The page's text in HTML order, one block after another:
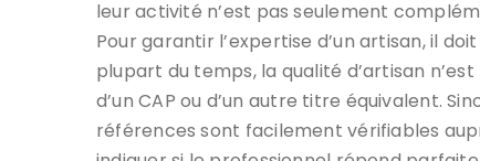
leur activité n’est pas seulement
Pour garantir l’expertise d’un artisan, il
plupart du temps, la qualité d’artisan
d’un CAP ou d’un autre titre équivalent.
références sont facilement vérifiables